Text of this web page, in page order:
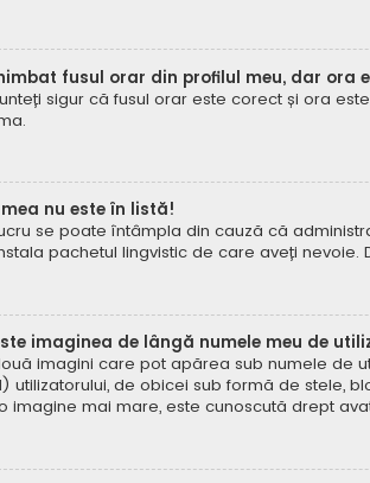
fusul orar din profilul meu, dar ora
sigur că fusul orar este corect și ora
nu este în listă!
se poate întâmpla din cauză că
pachetul lingvistic de care aveți
imaginea de lângă numele meu de
imagini care pot apărea sub numele de
utilizatorului, de obicei sub formă de stele,
imagine mai mare, este cunoscută drept